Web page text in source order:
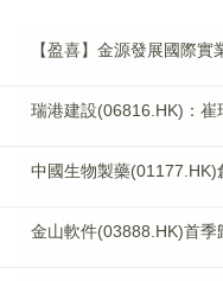
【盈喜】金源發展國際
瑞港建設(06816.HK)：崔
中國生物製藥
金山軟件(03888.HK)首